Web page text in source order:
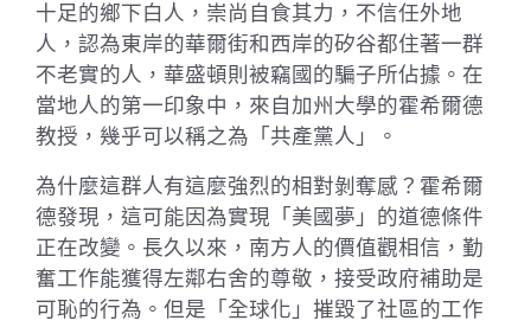
十足的鄉下白人，崇尚自食其力，不信任外地
人，認為東岸的華爾街和西岸的矽谷都住著一群
不老實的人，華盛頓則被竊國的騙子所佔據。在
當地人的第一印象中，來自加州大學的霍希爾德
教授，幾乎可以稱之為「共產黨人」。
為什麼這群人有這麼強烈的相對剝奪感？霍希爾
德發現，這可能因為實現「美國夢」的道德條件
正在改變。長久以來，南方人的價值觀相信，勤
奮工作能獲得左鄰右舍的尊敬，接受政府補助是
可恥的行為。但是「全球化」摧毀了社區的工作